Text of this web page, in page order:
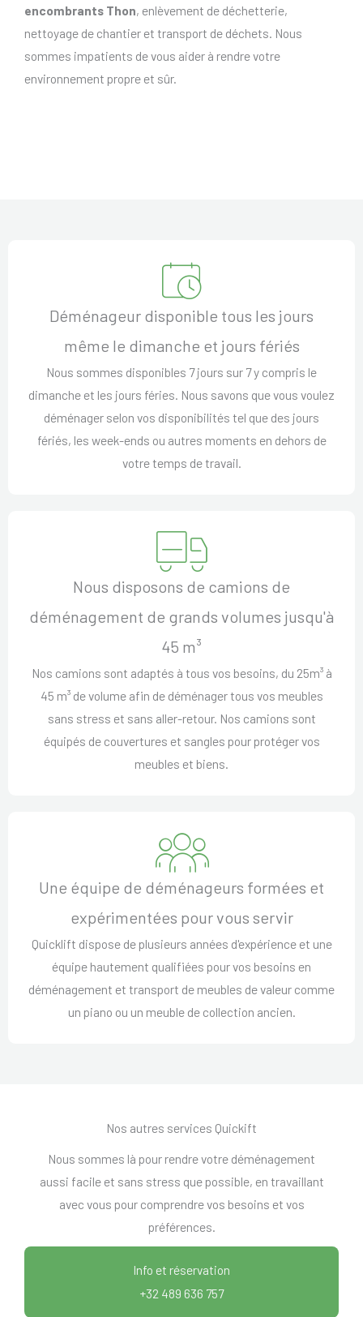
encombrants Thon, enlèvement de déchetterie,
nettoyage de chantier et transport de déchets. Nous
sommes impatients de vous aider à rendre votre
environnement propre et sûr.
Déménageur disponible tous les jours
même le dimanche et jours fériés
Nous sommes disponibles 7 jours sur 7 y compris le
dimanche et les jours féries. Nous savons que vous voulez
déménager selon vos disponibilités tel que des jours
fériés, les week-ends ou autres moments en dehors de
votre temps de travail.
Nous disposons de camions de
déménagement de grands volumes jusqu'à
45 m³
Nos camions sont adaptés à tous vos besoins, du 25m³ à
45 m³ de volume afin de déménager tous vos meubles
sans stress et sans aller-retour. Nos camions sont
équipés de couvertures et sangles pour protéger vos
meubles et biens.
Une équipe de déménageurs formées et
expérimentées pour vous servir
Quicklift dispose de plusieurs années d'expérience et une
équipe hautement qualifiées pour vos besoins en
déménagement et transport de meubles de valeur comme
un piano ou un meuble de collection ancien.
Nos autres services Quickift
Nous sommes là pour rendre votre déménagement
aussi facile et sans stress que possible, en travaillant
avec vous pour comprendre vos besoins et vos
préférences.
Info et réservation
+32 489 636 757